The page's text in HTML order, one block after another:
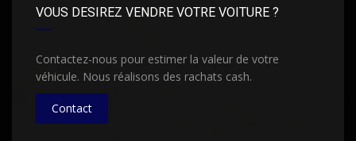
VOUS DESIREZ VENDRE VOTRE VOITURE ?
Contactez-nous pour estimer la valeur de votre
véhicule. Nous réalisons des rachats cash.
Contact